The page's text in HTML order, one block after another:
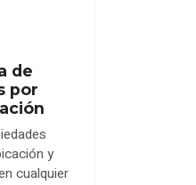
de
por
y
cualquier